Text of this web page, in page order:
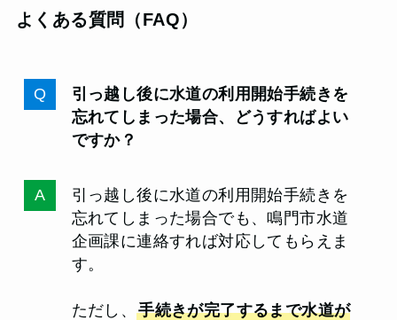
よくある質問（FAQ）
引っ越し後に水道の利用開始手続きを
忘れてしまった場合、どうすればよい
ですか？
引っ越し後に水道の利用開始手続きを
忘れてしまった場合でも、鳴門市水道
企画課に連絡すれば対応してもらえま
す。
ただし、手続きが完了するまで水道が